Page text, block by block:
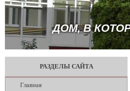
ДОМ, В
РАЗДЕЛЫ САЙТА
Главная